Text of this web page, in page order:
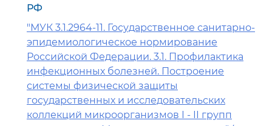
РФ
"МУК 3.1.2964-11. Государственное санитарно-
эпидемиологическое нормирование
Российской Федерации. 3.1. Профилактика
инфекционных болезней. Построение
системы физической защиты
государственных и исследовательских
коллекций микроорганизмов I - II групп